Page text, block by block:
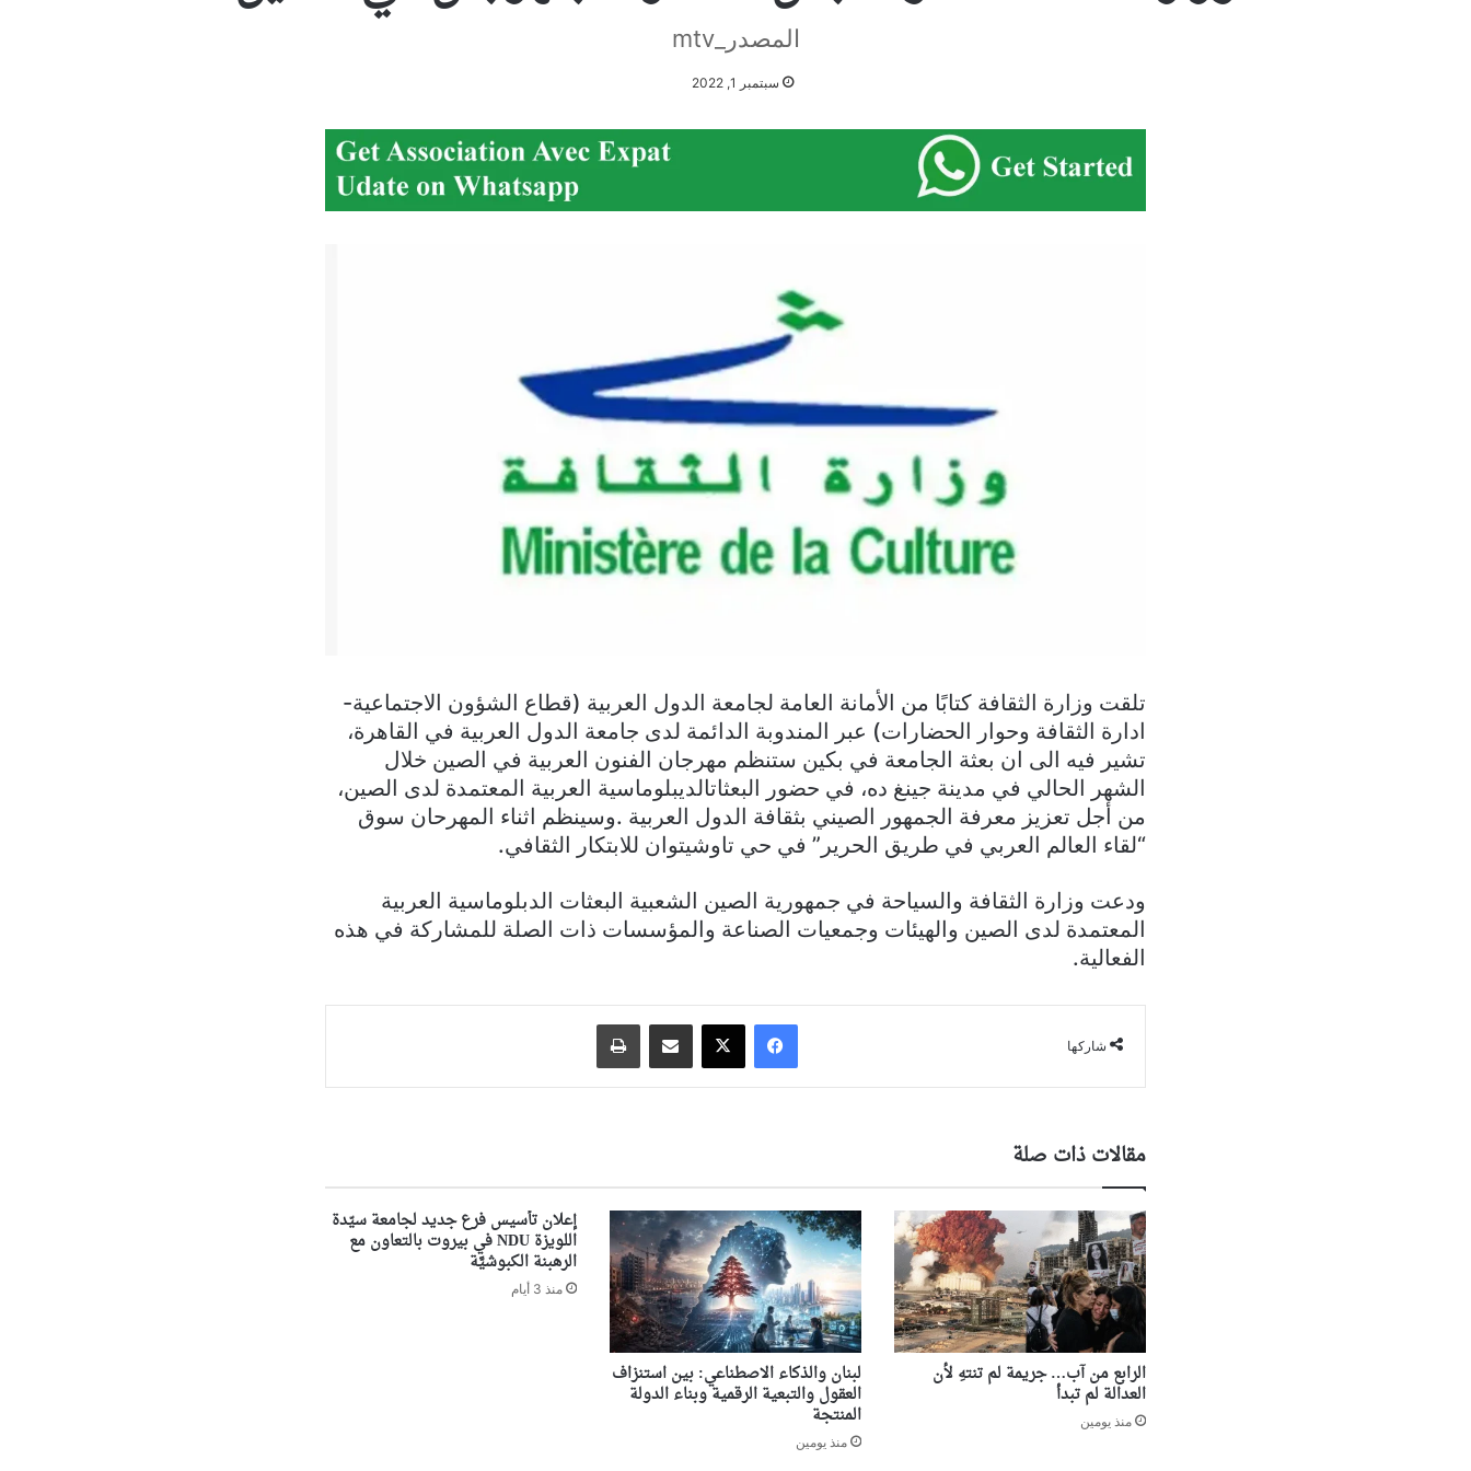
المصدر_mtv
سبتمبر 1, 2022
تلقت وزارة الثقافة كتابًا من الأمانة العامة لجامعة الدول العربية (قطاع الشؤون الاجتماعية-
ادارة الثقافة وحوار الحضارات) عبر المندوبة الدائمة لدى جامعة الدول العربية في القاهرة،
تشير فيه الى ان بعثة الجامعة في بكين ستنظم مهرجان الفنون العربية في الصين خلال
الشهر الحالي في مدينة جينغ ده، في حضور البعثاتالديبلوماسية العربية المعتمدة لدى الصين،
من أجل تعزيز معرفة الجمهور الصيني بثقافة الدول العربية .وسينظم اثناء المهرحان سوق
“لقاء العالم العربي في طريق الحرير” في حي تاوشيتوان للابتكار الثقافي.
ودعت وزارة الثقافة والسياحة في جمهورية الصين الشعبية البعثات الدبلوماسية العربية
المعتمدة لدى الصين والهيئات وجمعيات الصناعة والمؤسسات ذات الصلة للمشاركة في هذه
الفعالية.
شاركها
فيسبوك ‫X مشاركة عبر البريد طباعة
مقالات ذات صلة
الرابع من آب… جريمة لم تنتهِ لأن
العدالة لم تبدأ
منذ يومين
لبنان والذكاء الاصطناعي: بين استنزاف
العقول والتبعية الرقمية وبناء الدولة
المنتجة
منذ يومين
إعلان تأسيس فرع جديد لجامعة سيّدة
اللويزة NDU في بيروت بالتعاون مع
الرهبنة الكبوشيَّة
منذ 3 أيام